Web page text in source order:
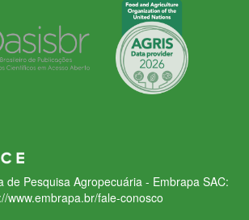
de Pesquisa Agropecuária - Embrapa SAC:
www.embrapa.br/fale-conosco